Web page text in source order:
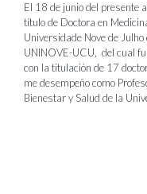
El 18 de junio del presente
título de Doctora en
Universidade Nove de
UNINOVE-UCU, del cual
con la titulación de 17
me desempeño como
Bienestar y Salud de la